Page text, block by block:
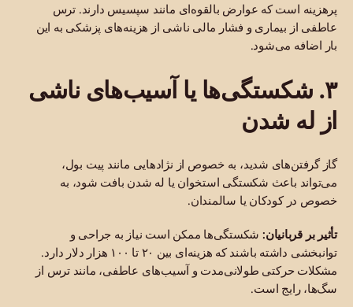
پرهزینه است که عوارض بالقوه‌ای مانند سپسیس دارند. ترس
عاطفی از بیماری و فشار مالی ناشی از هزینه‌های پزشکی به این
بار اضافه می‌شود.
۳. شکستگی‌ها یا آسیب‌های ناشی
از له شدن
گاز گرفتن‌های شدید، به خصوص از نژادهایی مانند پیت بول،
می‌تواند باعث شکستگی استخوان یا له شدن بافت شود، به
خصوص در کودکان یا سالمندان.
تأثیر بر قربانیان:شکستگی‌ها ممکن است نیاز به جراحی و
توانبخشی داشته باشند که هزینه‌ای بین ۲۰ تا ۱۰۰ هزار دلار دارد.
مشکلات حرکتی طولانی‌مدت و آسیب‌های عاطفی، مانند ترس از
سگ‌ها، رایج است.